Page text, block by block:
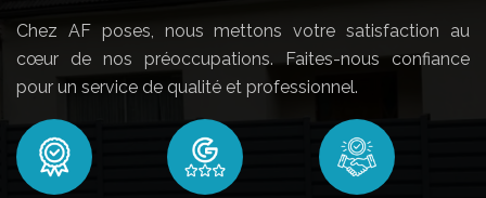
Chez AF poses, nous mettons votre satisfaction au
cœur de nos préoccupations. Faites-nous confiance
pour un service de qualité et professionnel.